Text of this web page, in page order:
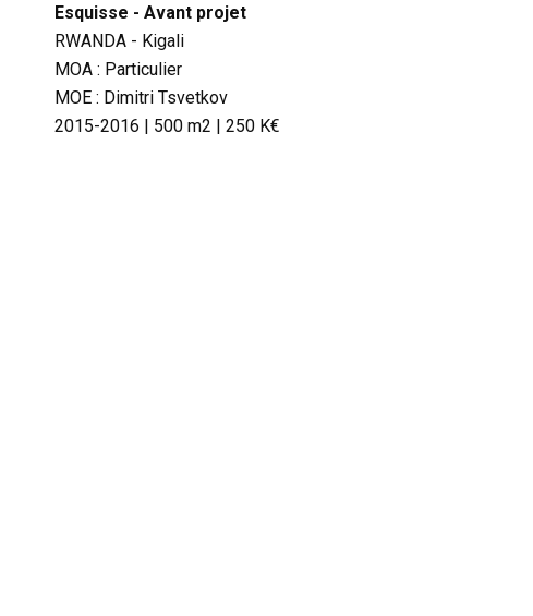
Esquisse - Avant projet
RWANDA - Kigali
MOA : Particulier
MOE : Dimitri Tsvetkov
2015-2016 | 500 m2 | 250 K€